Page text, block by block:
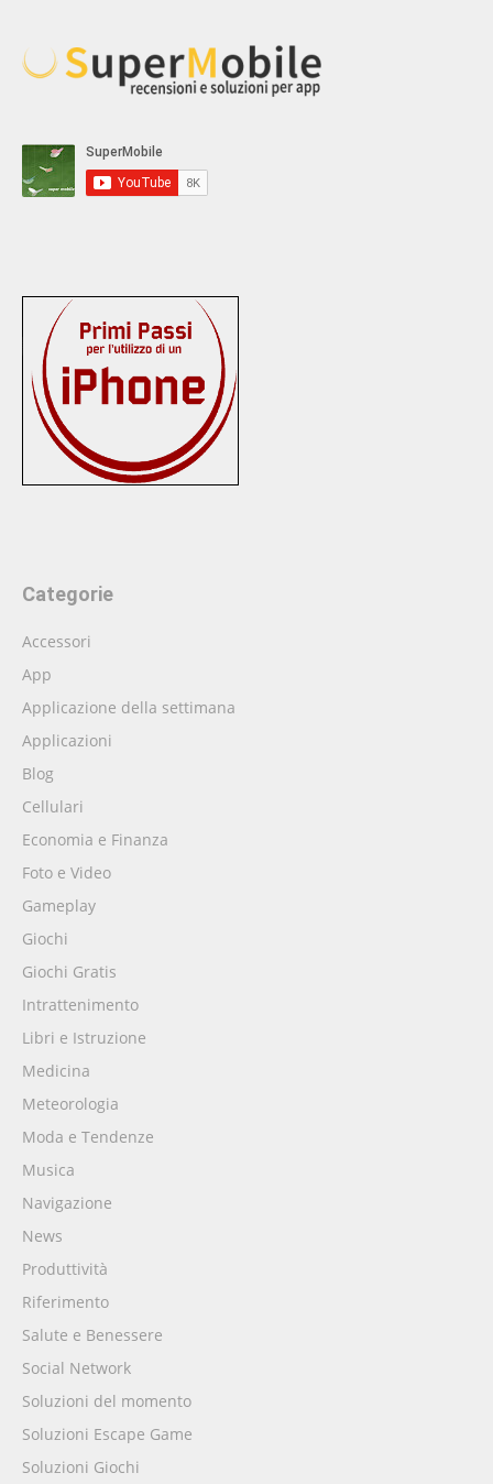
Categorie
Accessori
App
Applicazione della settimana
Applicazioni
Blog
Cellulari
Economia e Finanza
Foto e Video
Gameplay
Giochi
Giochi Gratis
Intrattenimento
Libri e Istruzione
Medicina
Meteorologia
Moda e Tendenze
Musica
Navigazione
News
Produttività
Riferimento
Salute e Benessere
Social Network
Soluzioni del momento
Soluzioni Escape Game
Soluzioni Giochi